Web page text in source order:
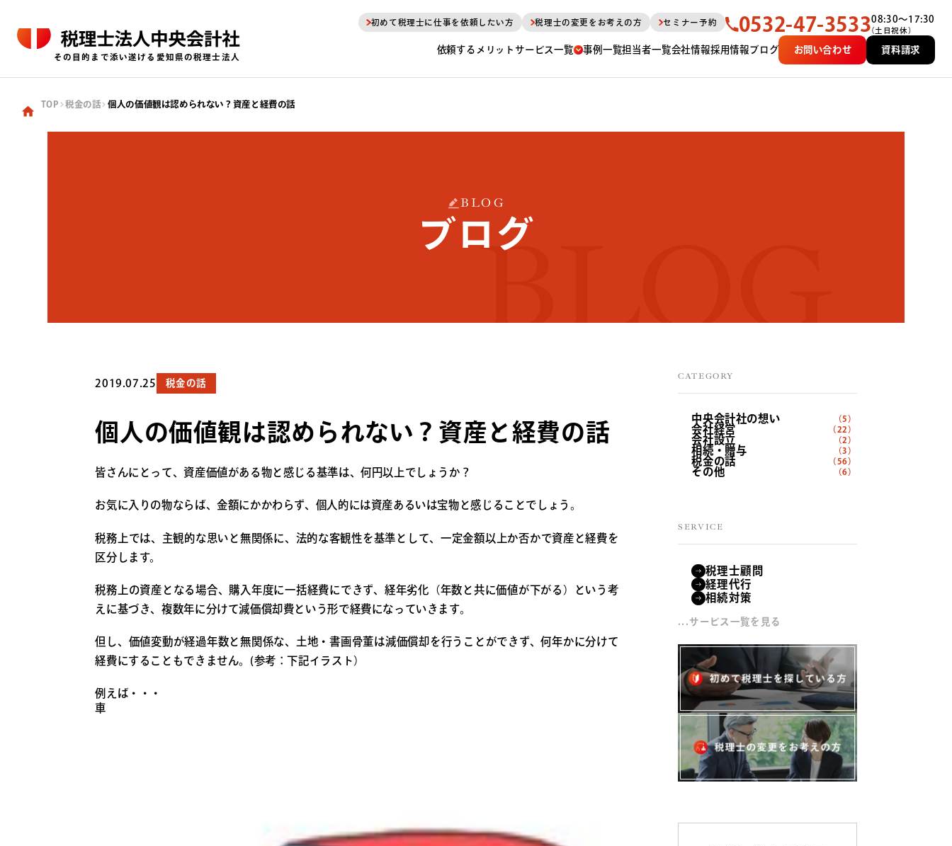
その目的まで添い遂げる愛知県の税理士法人
初めて税理士に仕事を依頼したい方 税理士の変更をお考えの方 セミナー予約 0532-47-353308:30〜17:30
（土日祝休）
依頼するメリット サービス一覧 事例一覧担当者一覧会社情報採用情報ブログ お問い合わせ 資料請求
TOP 税金の話 個人の価値観は認められない？資産と経費の話
BLOG
BLOG
ブログ
2019.07.25 税金の話
個人の価値観は認められない？資産と経費の話
皆さんにとって、資産価値がある物と感じる基準は、何円以上でしょうか？
お気に入りの物ならば、金額にかかわらず、個人的には資産あるいは宝物と感じることでしょう。
税務上では、主観的な思いと無関係に、法的な客観性を基準として、一定金額以上か否かで資産と経費を
区分します。
税務上の資産となる場合、購入年度に一括経費にできず、経年劣化（年数と共に価値が下がる）という考
えに基づき、複数年に分けて減価償却費という形で経費になっていきます。
但し、価値変動が経過年数と無関係な、土地・書画骨董は減価償却を行うことができず、何年かに分けて
経費にすることもできません。(参考：下記イラスト）
例えば・・・
車
CATEGORY
中央会計社の想い （5）
会社経営 （22）
会社設立 （2）
相続・贈与 （3）
税金の話 （56）
その他 （6）
SERVICE
税理士顧問
経理代行
相続対策
...サービス一覧を見る